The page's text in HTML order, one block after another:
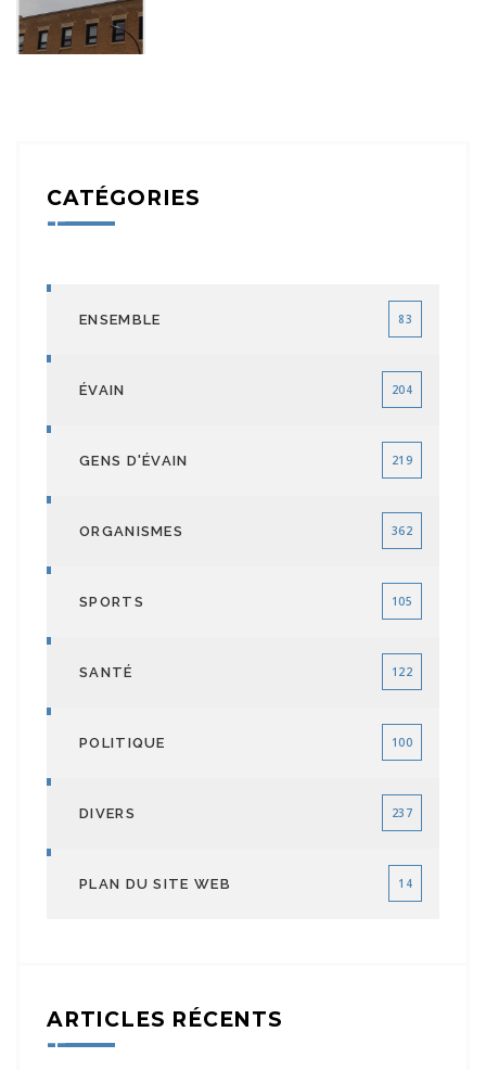
CATÉGORIES
ENSEMBLE 83
ÉVAIN 204
GENS D'ÉVAIN 219
ORGANISMES 362
SPORTS 105
SANTÉ 122
POLITIQUE 100
DIVERS 237
PLAN DU SITE WEB 14
ARTICLES RÉCENTS